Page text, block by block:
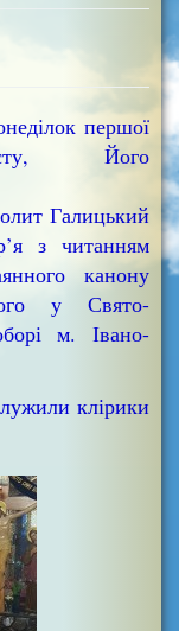
першої
Його
Галицький
з читанням
канону
у Свято-
м. Івано-
клірики